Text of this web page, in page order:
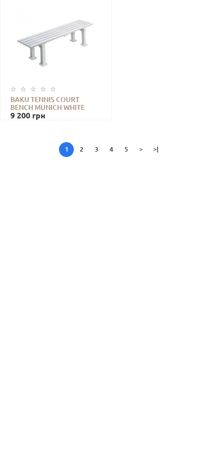
BAKU TENNIS COURT
BENCH MUNICH WHITE
9 200 грн
1 2 3 4 5 > >|